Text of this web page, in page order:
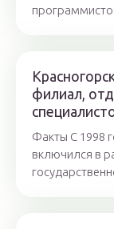
филиал,
Факты С 1998
включился в